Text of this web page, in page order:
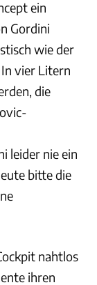
ein
Gordini
wie der
vier Litern
die
leider nie ein
bitte die
nahtlos
ihren